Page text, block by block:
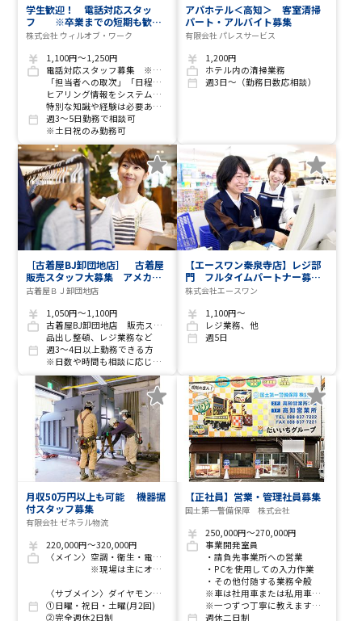
学生歓迎！ 電話対応スタッ
フ ※卒業までの短期も歓
迎！ 土日祝はインセンティブ
株式会社 ウィルオブ・ワーク
1,100円～1,250円
電話対応スタッフ募集 ※卒業までの短期も歓迎！
「担当者への取次」「日程調整」だけの電話対応業務
ヒアリング情報をシステムに入力し、担当部署へ連携するだけのお仕事です
特別な知識や経験は必要ありません
週3～5日勤務で相談可
※土日祝のみ勤務可
アパホテル＜高知＞ 客室清掃
パート・アルバイト募集
有限会社 パレスサービス
1,200円
ホテル内の清掃業務
週3日～（勤務日数応相談）
［古着屋BJ卸団地店］ 古着屋
販売スタッフ大募集 アメカジ
や古着が好きって方はぜひご応
ーター・Wワークの方大歓迎
古着屋ＢＪ卸団地店
1,050円～1,100円
古着屋BJ卸団地店 販売スタッフ
品出し整頓、レジ業務など
週3～4日以上勤務できる方
※日数や時間も相談に応じます
【エースワン秦泉寺店】レジ部
門 フルタイムパートナー募
集！
株式会社エースワン
1,100円～
レジ業務、他
週5日
月収50万円以上も可能 機器据
付スタッフ募集
有限会社 ゼネラル物流
220,000円～320,000円
〈メイン〉空調・衛生・電気設備機器・重量物などの搬入・搬出及び据付・撤去作業
※現場は主にオフィス、病院、商業施設、公共施設、建設現場、工場など
〈サブメイン〉ダイヤモンド穿孔、斫り、アンカー打設、引っ張り試験、クリーンルーム作業、空調保守メンテナンス、外構、機械基礎工事、その他建築設備工事に付帯する諸工事、事務所移転・引越し業務、各種チャーター便、一般資材保管倉庫など
①日曜・祝日・土曜(月2回)
②完全週休2日制
【正社員】営業・管理社員募集
国土第一警備保障 株式会社
250,000円～270,000円
事業開発室員
・請負先事業所への営業
・PCを使用しての入力作業
・その他付随する業務全般
※車は社用車または私用車を使用します。私用車の場合はガソリン代を支給します。
※一つずつ丁寧に教えますので、初めての方でも大丈夫です。
週休二日制